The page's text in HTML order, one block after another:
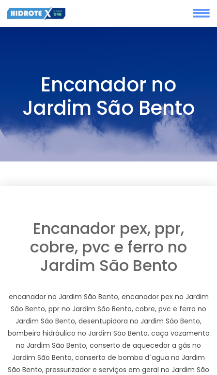
Encanador no
Jardim São Bento
Encanador pex, ppr,
cobre, pvc e ferro no
Jardim São Bento
encanador no Jardim São Bento, encanador pex no Jardim
São Bento, ppr no Jardim São Bento, cobre, pvc e ferro no
Jardim São Bento, desentupidora no Jardim São Bento,
bombeiro hidráulico no Jardim São Bento, caça vazamento
no Jardim São Bento, conserto de aquecedor a gás no
Jardim São Bento, conserto de bomba d´agua no Jardim
São Bento, pressurizador e serviços em geral no Jardim São